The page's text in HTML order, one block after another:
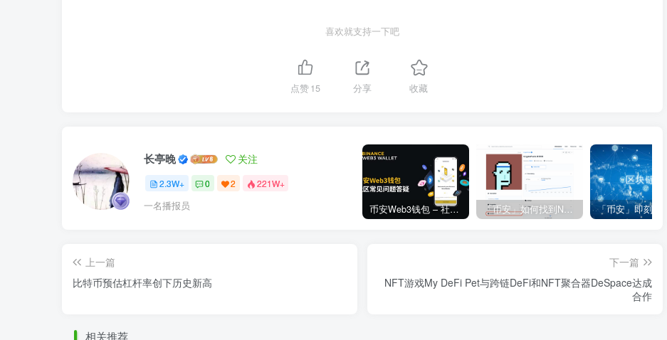
喜欢就支持一下吧
点赞15 分享 收藏
长亭晚 关注
2.3W+ 0 2 221W+
一名播报员 币安Web3钱包 – 社区常见问题答疑 「币安」如何找到NFT合约地址？
上一篇
比特币预估杠杆率创下历史新高
下一篇
NFT游戏My DeFi Pet与跨链DeFi和NFT聚合器DeSpace达成
合作
相关推荐